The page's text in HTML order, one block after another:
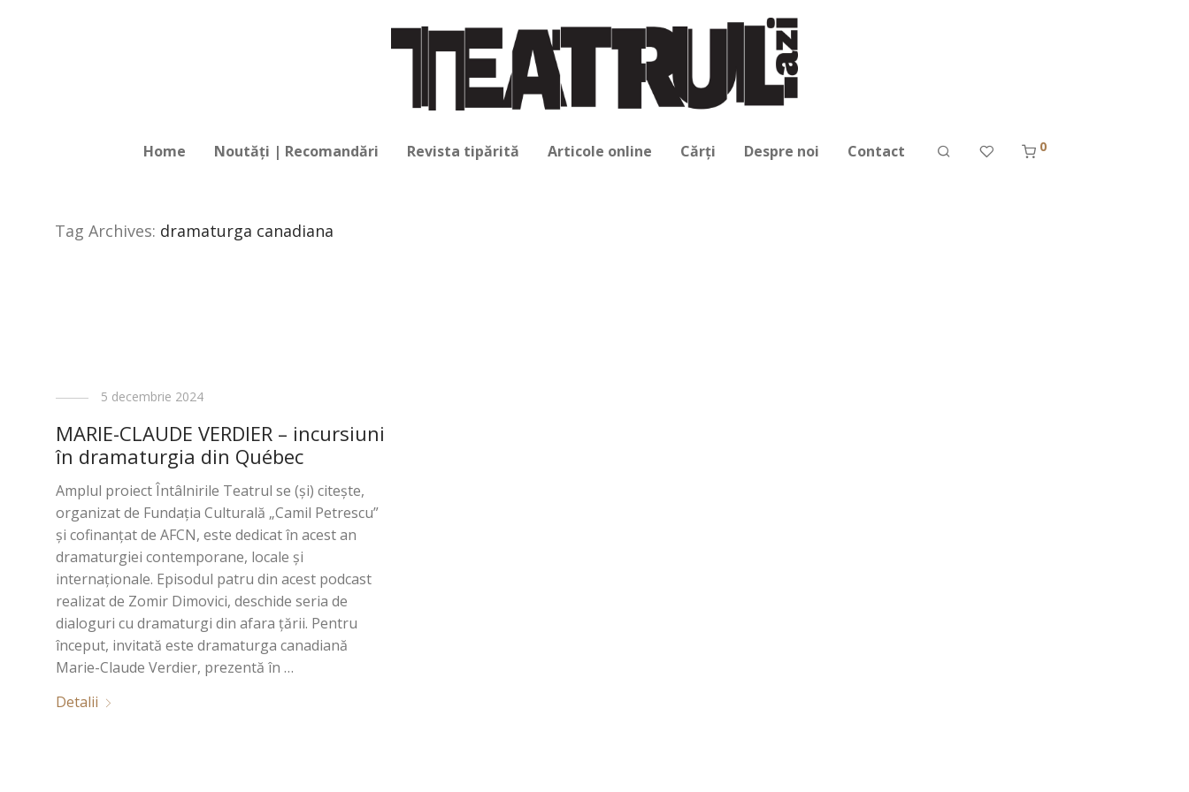
Home Noutăți | Recomandări Revista tipărită Articole online Cărți Despre noi Contact 0
Tag Archives: dramaturga canadiana
5 decembrie 2024
MARIE-CLAUDE VERDIER – incursiuni
în dramaturgia din Québec
Amplul proiect Întâlnirile Teatrul se (și) citește,
organizat de Fundaţia Culturală „Camil Petrescu”
şi cofinanţat de AFCN, este dedicat în acest an
dramaturgiei contemporane, locale și
internaționale. Episodul patru din acest podcast
realizat de Zomir Dimovici, deschide seria de
dialoguri cu dramaturgi din afara țării. Pentru
început, invitată este dramaturga canadiană
Marie-Claude Verdier, prezentă în …
Detalii